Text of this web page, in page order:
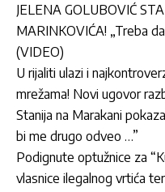
JELENA GOLUBOVIĆ
MARINKOVIĆA! „Treba
(VIDEO)
U rijaliti ulazi i
mrežama! Novi ugovor
Stanija na Marakani
bi me drugo odveo …”
Podignute optužnice za
vlasnice ilegalnog vrtića